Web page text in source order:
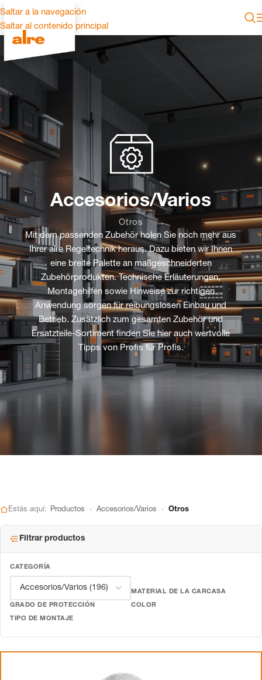
Saltar a la navegación
Saltar al contenido principal
Accesorios/Varios
Otros
Mit dem passenden Zubehör holen Sie noch mehr aus
Ihrer alre Regeltechnik heraus. Dazu bieten wir Ihnen
eine breite Palette an maßgeschneiderten
Zubehörprodukten. Technische Erläuterungen,
Montagehilfen sowie Hinweise zur richtigen
Anwendung sorgen für reibungslosen Einbau und
Betrieb. Zusätzlich zum gesamten Zubehör und
Ersatzteile-Sortiment finden Sie hier auch wertvolle
Tipps von Profis für Profis.
Estás aquí: Productos › Accesorios/Varios › Otros
Filtrar productos
CATEGORÍA
MATERIAL DE LA CARCASA
GRADO DE PROTECCIÓN COLOR
TIPO DE MONTAJE